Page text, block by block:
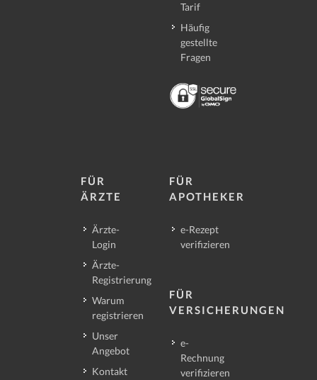
Tarif
Häufig
gestellte
Fragen
FÜR
ÄRZTE
Ärzte-
Login
Ärzte-
Registrierung
Warum
registrieren
Unser
Angebot
Kontakt
FÜR
APOTHEKER
e-Rezept
verifizieren
FÜR
VERSICHERUNGEN
e-
Rechnung
verifizieren